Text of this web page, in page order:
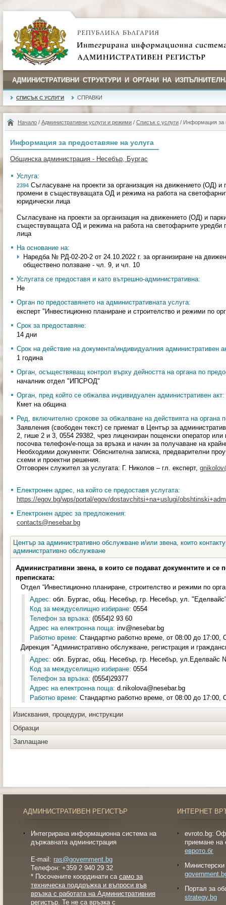
АДМИНИСТРАТИВНИ СТРУКТУРИ И ОРГАНИ НА
СПИСЪК С УСЛУГИ СПРАВКИ
Начало / Административни услуги и режими / Списък с услуги / Информация за
Информация за предоставяне на услуга
Общинска администрация - Несебър, Бургас
Услуга:
2394 Съгласуване на проекти за организация на движението (ОД) и
промени в съществуващата ОД и режима на работа на
юридически лица
Съгласуване на проекти за организация на движението (ОД) и
съществуващата ОД и режима на работа на светофарните уредби
лица
На основание на:
Наредба № РД-02-20-2 от 24.10.2022 г. за организиране на
обществено ползване - чл. 9, и чл. 10
Услугата се предоставя и като вътрешно-административна:
Не
Орган по предоставянето на административната услуга:
експерт "Инвестиционно планиране и строителство и режими по
Срок за предоставяне:
14 дни
Срок на действие на документа/индивидуалния административен
1 година
Орган, осъществяващ контрол върху дейността на органа по
началник отдел "ИПСРОД"
Орган, пред който се обжалва индивидуален административен акт:
Кмет на община
Ред, включително срокове за обжалване на действията на органа
Заявления (свободен текст) се приемат в Център за
2, гише 2 и 3, 0554 29382, чрез лицензиран пощенски оператор или
посочва телефон/е-поща за връзка и начин за получаване на
Необходими документи: Обяснителна записка, предварителни
схеми и проектни решения.
Отговорен служител за услугата: Г. Николов – гл. експерт,
Електронен адрес, на който се предоставя услугата:
https://egov.bg/wps/portal/egov/dostavchitsi+na+uslugi/
Електронен адрес за предложения:
contacts@nesebar.bg
Център за административно обслужване и/или звена, които
административно обслужване
Административни звена, в които се подават документите и се
преписката:
Отдел “Инвестиционно планиране, строителство и режими по
Адрес: обл. Бургас, общ. Несебър, гр. Несебър, ул.
Код за междуселищно избиране: 0554
Телефон за връзка: (0554)2 93 60
Адрес на електронна поща: inv@nesebar.bg
Работно време: Стандартно работно време, от 08:00 до 17:00,
Дирекция "Административно обслужване, регистрация и
Адрес: обл. Бургас, общ. Несебър, гр. Несебър, ул.Еделвайс
Код за междуселищно избиране: 0554
Телефон за връзка: (0554)29377
Адрес на електронна поща: d.nikolova@nesebar.bg
Работно време: Стандартно работно време, от 08:00 до 17:00,
Изисквания, процедури, инструкции
Образци
Заплащане
АДМИНИСТРАТИВЕН РЕГИСТЪР
Интегрирана информационна система на
държавната администрация
E-mail: ras@government.bg
Телефон: +359 2 940 29 32
* Посочените координати са само за
техническа поддръжка и въпроси във
връзка с работата на Административния
регистър. Те не са връзка с
ИНТЕРНЕТ
evroto.bg:
приемане на
еврото.бг
Портал за
strategy.bg